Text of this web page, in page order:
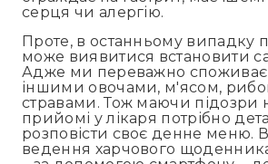
серця чи алергію.
Проте, в останньому випадку
може виявитися встановити
Адже ми переважно
іншими овочами, м'ясом,
стравами. Тож маючи підозри
прийомі у лікаря потрібно
розповісти своє денне меню.
ведення харчового